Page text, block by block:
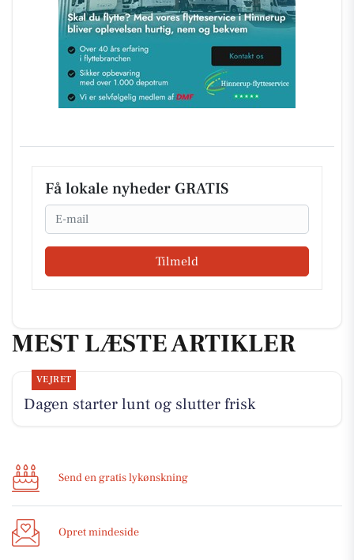
Få lokale nyheder GRATIS
Email
Tilmeld
MEST LÆSTE ARTIKLER
VEJRET
Dagen starter lunt og slutter frisk
Send en gratis lykønskning
Opret mindeside